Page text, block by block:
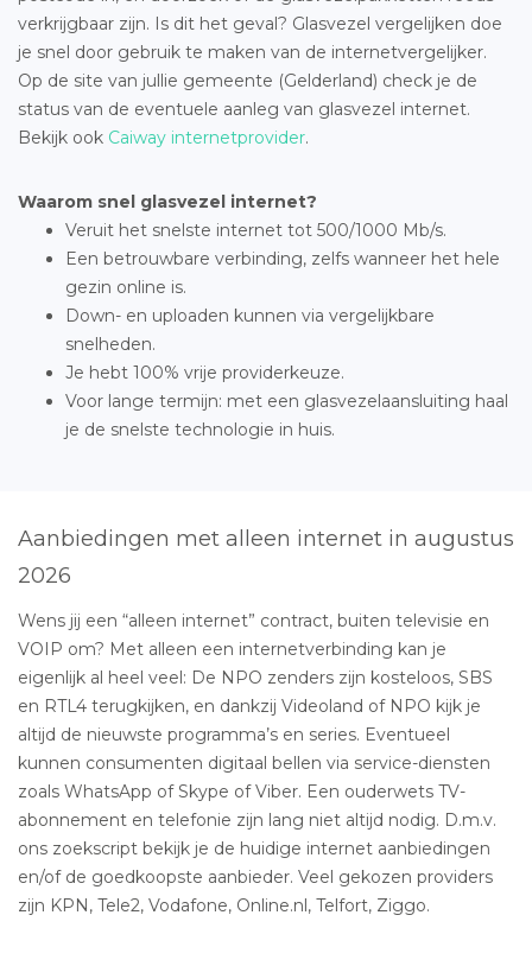
verkrijgbaar zijn. Is dit het geval? Glasvezel vergelijken doe
je snel door gebruik te maken van de internetvergelijker.
Op de site van jullie gemeente (Gelderland) check je de
status van de eventuele aanleg van glasvezel internet.
Bekijk ook Caiway internetprovider.
Waarom snel glasvezel internet?
Veruit het snelste internet tot 500/1000 Mb/s.
Een betrouwbare verbinding, zelfs wanneer het hele
gezin online is.
Down- en uploaden kunnen via vergelijkbare
snelheden.
Je hebt 100% vrije providerkeuze.
Voor lange termijn: met een glasvezelaansluiting haal
je de snelste technologie in huis.
Aanbiedingen met alleen internet in augustus
2026
Wens jij een “alleen internet” contract, buiten televisie en
VOIP om? Met alleen een internetverbinding kan je
eigenlijk al heel veel: De NPO zenders zijn kosteloos, SBS
en RTL4 terugkijken, en dankzij Videoland of NPO kijk je
altijd de nieuwste programma’s en series. Eventueel
kunnen consumenten digitaal bellen via service-diensten
zoals WhatsApp of Skype of Viber. Een ouderwets TV-
abonnement en telefonie zijn lang niet altijd nodig. D.m.v.
ons zoekscript bekijk je de huidige internet aanbiedingen
en/of de goedkoopste aanbieder. Veel gekozen providers
zijn KPN, Tele2, Vodafone, Online.nl, Telfort, Ziggo.